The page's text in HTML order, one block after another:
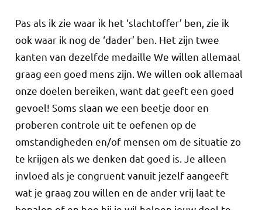
Pas als ik zie waar ik het ‘slachtoffer’ ben, zie ik
ook waar ik nog de ‘dader’ ben. Het zijn twee
kanten van dezelfde medaille We willen allemaal
graag een goed mens zijn. We willen ook allemaal
onze doelen bereiken, want dat geeft een goed
gevoel! Soms slaan we een beetje door en
proberen controle uit te oefenen op de
omstandigheden en/of mensen om de situatie zo
te krijgen als we denken dat goed is. Je alleen
invloed als je congruent vanuit jezelf aangeeft
wat je graag zou willen en de ander vrij laat te